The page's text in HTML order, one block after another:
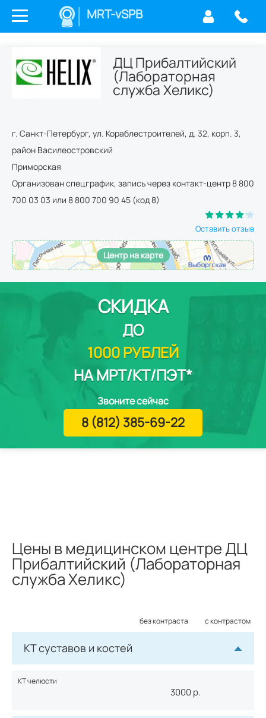
MRT-vSPB
СКИДКА
ДО
1000 РУБЛЕЙ
НА МРТ/КТ/ПЭТ*
Звоните сейчас
8 (812) 385-69-22
ДЦ Прибалтийский
(Лабораторная
служба Хеликс)
г. Санкт-Петербург, ул. Кораблестроителей, д. 32, корп. 3,
район Василеостровский
Приморская
Организован спецграфик, запись через контакт-центр 8 800
700 03 03 или 8 800 700 90 45 (код 8)
Оставить отзыв
Центр на карте
Цены в медицинском центре ДЦ
Прибалтийский (Лабораторная
служба Хеликс)
с контрастом
без контраста
КТ суставов и костей
3000 р.
КТ челюсти